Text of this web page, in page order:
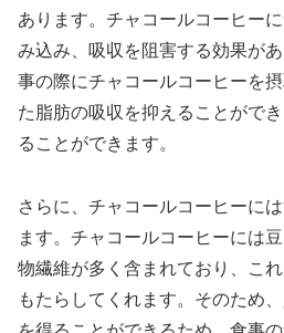
あります。チャコールコーヒー
み込み、吸収を阻害する効果が
事の際にチャコールコーヒーを
た脂肪の吸収を抑えることがで
ることができます。
さらに、チャコールコーヒーに
ます。チャコールコーヒーには
物繊維が多く含まれており、こ
もたらしてくれます。そのため